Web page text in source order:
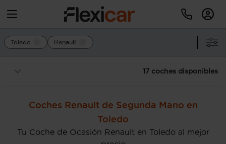
Toledo Renault
17 coches disponibles
Coches Renault de Segunda Mano en
Toledo
Tu Coche de Ocasión Renault en Toledo al mejor